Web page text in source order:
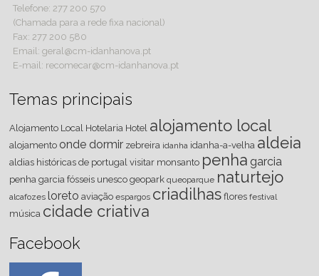
Telefone: 277 200 570
(Chamada para a rede fixa nacional)
Fax: 277 200 580
Email: geral@cm-idanhanova.pt
E-mail: recomecar@cm-idanhanova.pt
Temas principais
Alojamento Local Hotelaria Hotel alojamento local
alojamento onde dormir zebreira idanha idanha-a-velha aldeia
aldias históricas de portugal visitar monsanto penha garcia
penha garcia fósseis unesco geopark queoparque naturtejo
alcafozes loreto aviação espargos criadilhas flores festival
música cidade criativa
Facebook